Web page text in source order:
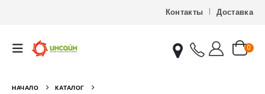
Контакты Доставка
0
НАЧАЛО
КАТАЛОГ